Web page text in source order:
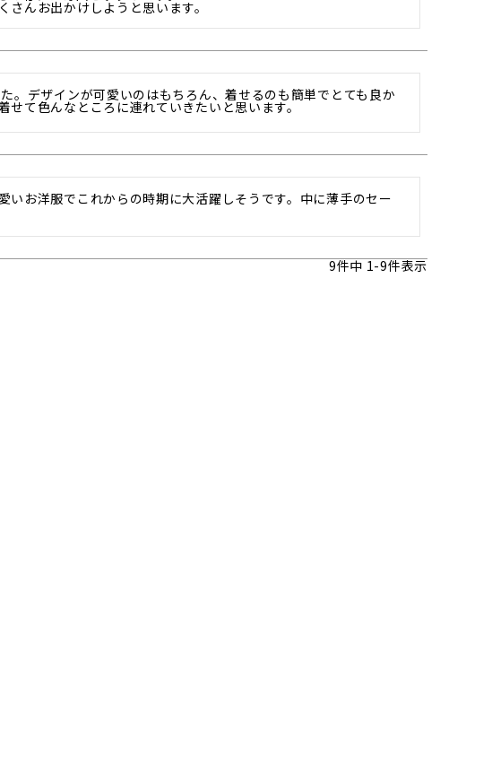
んお出かけしようと思います。
。デザインが可愛いのはもちろん、着せるのも簡単でとても良か
せて色んなところに連れていきたいと思います。
いお洋服でこれからの時期に大活躍しそうです。中に薄手のセー
9件中1-9件表示